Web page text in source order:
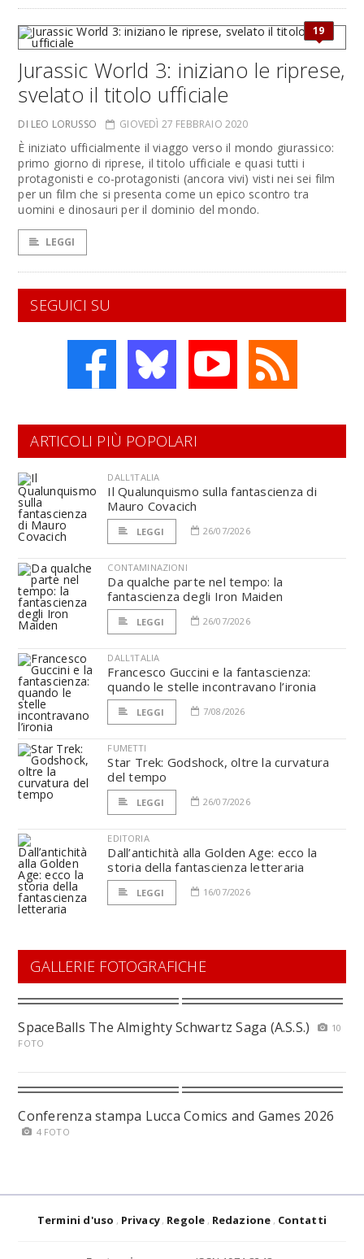
19
Jurassic World 3: iniziano le riprese,
svelato il titolo ufficiale
DI LEO LORUSSO GIOVEDÌ 27 FEBBRAIO 2020
È iniziato ufficialmente il viaggo verso il mondo giurassico:
primo giorno di riprese, il titolo ufficiale e quasi tutti i
protagonisti e co-protagonisti (ancora vivi) visti nei sei film
per un film che si presenta come un epico scontro tra
uomini e dinosauri per il dominio del mondo.
LEGGI
SEGUICI SU
ARTICOLI PIÙ POPOLARI
DALL'ITALIA
Il Qualunquismo sulla fantascienza di
Mauro Covacich
LEGGI 26/07/2026
CONTAMINAZIONI
Da qualche parte nel tempo: la
fantascienza degli Iron Maiden
LEGGI 26/07/2026
DALL'ITALIA
Francesco Guccini e la fantascienza:
quando le stelle incontravano l’ironia
LEGGI 7/08/2026
FUMETTI
Star Trek: Godshock, oltre la curvatura
del tempo
LEGGI 26/07/2026
EDITORIA
Dall’antichità alla Golden Age: ecco la
storia della fantascienza letteraria
LEGGI 16/07/2026
GALLERIE FOTOGRAFICHE
SpaceBalls The Almighty Schwartz Saga (A.S.S.)
10
FOTO
Conferenza stampa Lucca Comics and Games 2026
4 FOTO
Termini d'uso Privacy Regole Redazione Contatti